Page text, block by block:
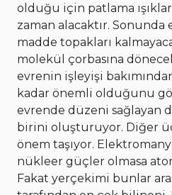
olduğu için patlama
zaman alacaktır.
madde topakları
molekül çorbasına
evrenin işleyişi
kadar önemli olduğunu
evrende düzeni sağlayan
birini oluşturuyor. Diğer
önem taşıyor.
nükleer güçler olmasa
Fakat yerçekimi bunlar